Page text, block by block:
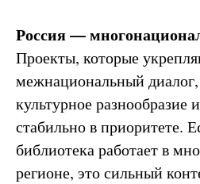
Россия —
Проекты, которые
межнациональный
культурное
стабильно в приоритете.
библиотека работает в
регионе, это сильный